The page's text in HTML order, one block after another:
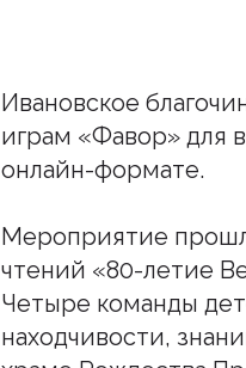
Ивановское
играм «Фавор» для
онлайн-формате.
Мероприятие
чтений «80-летие
Четыре команды
находчивости,